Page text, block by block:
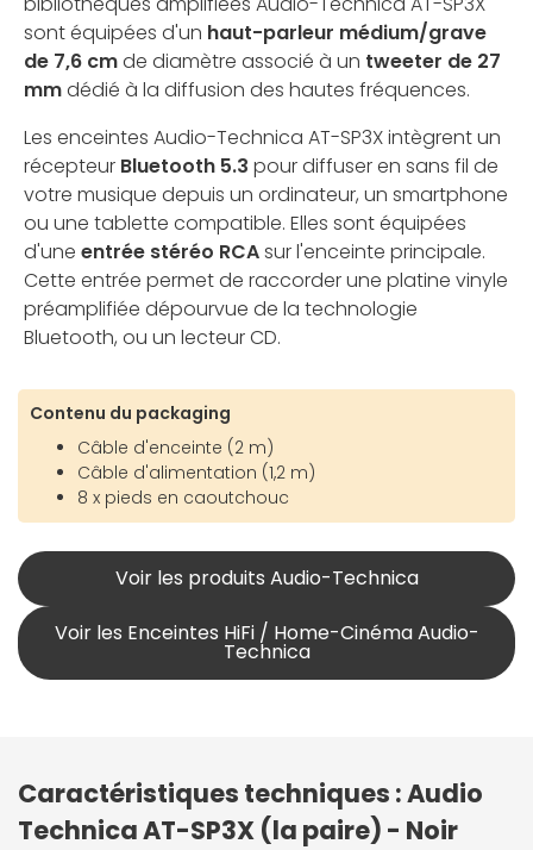
sont équipées d'un haut-parleur médium/grave
de 7,6 cmde diamètre associé à un tweeter de 27
mmdédié à la diffusion des hautes fréquences.
Les enceintes Audio-Technica AT-SP3X intègrent un
récepteur Bluetooth 5.3 pour diffuser en sans fil de
votre musique depuis un ordinateur, un smartphone
ou une tablette compatible. Elles sont équipées
d'une entrée stéréo RCAsur l'enceinte principale.
Cette entrée permet de raccorder une platine vinyle
préamplifiée dépourvue de la technologie
Bluetooth, ou un lecteur CD.
Contenu du packaging
Câble d'enceinte (2 m)
Câble d'alimentation (1,2 m)
8 x pieds en caoutchouc
Voir les produits Audio-Technica
Voir les Enceintes HiFi / Home-Cinéma Audio-
Technica
Caractéristiques techniques : Audio
Technica AT-SP3X (la paire) - Noir